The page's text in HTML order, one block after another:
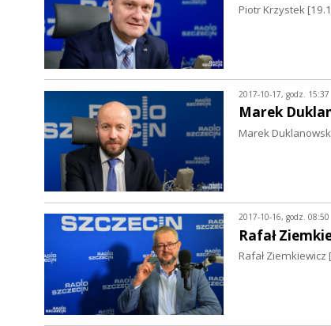
Piotr Krzystek
2017-10-17, godz. 15:37
Marek
Marek
2017-10-16, godz. 08:50
Rafał
Rafał